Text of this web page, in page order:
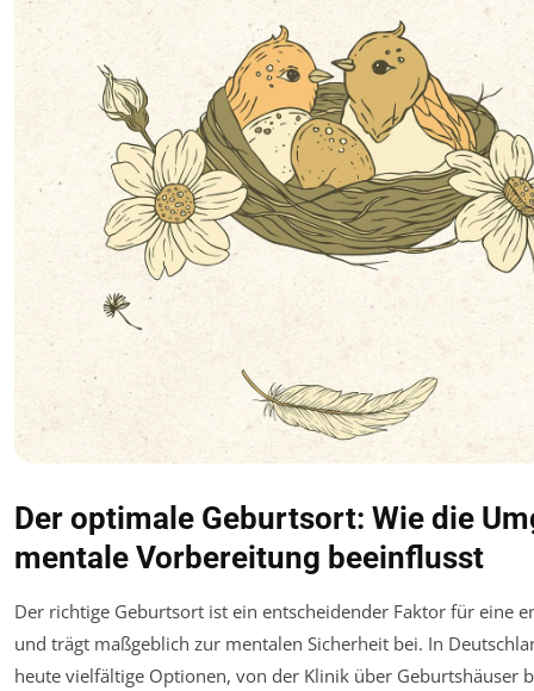
Der optimale Geburtsort: Wie die
mentale Vorbereitung beeinflusst
Der richtige Geburtsort ist ein entscheidender Faktor für eine
und trägt maßgeblich zur mentalen Sicherheit bei. In
heute vielfältige Optionen, von der Klinik über Geburtshäuser